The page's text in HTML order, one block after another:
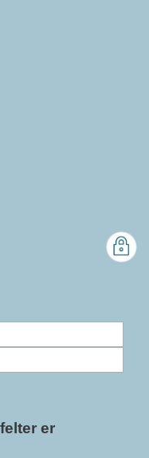
for
juli 2026
til en
på plads
er